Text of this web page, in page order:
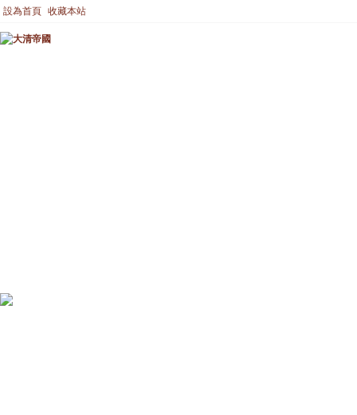
設為首頁 收藏本站